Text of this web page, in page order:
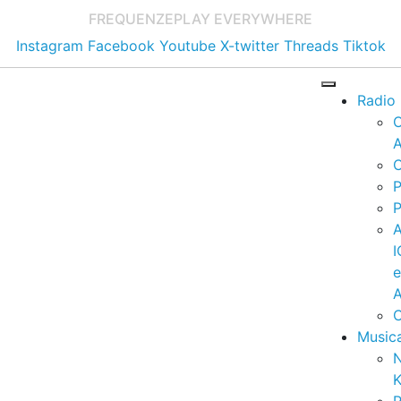
FREQUENZEPLAY EVERYWHERE
Instagram Facebook Youtube X-twitter Threads Tiktok
Radio
e